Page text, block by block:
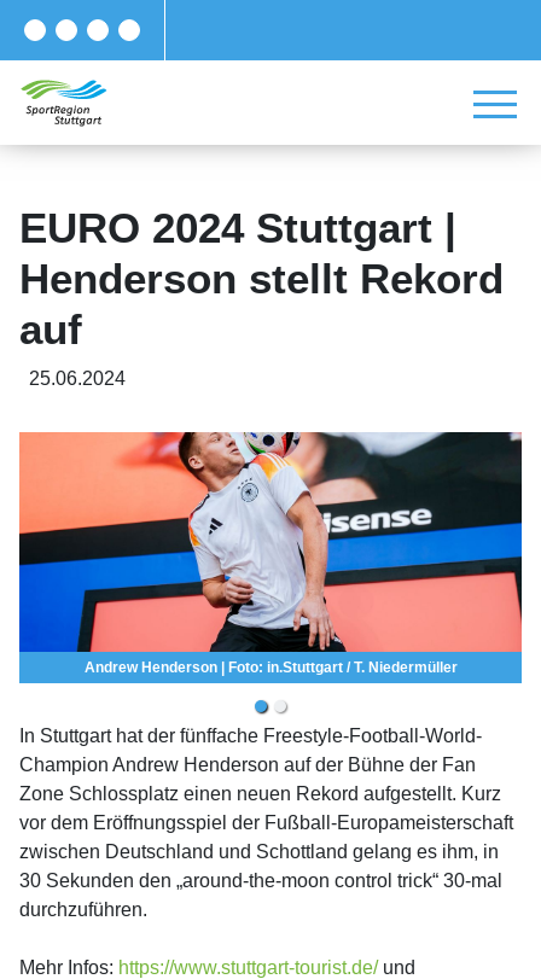
EURO 2024 Stuttgart |
Henderson stellt Rekord
auf
25.06.2024
Andrew Henderson | Foto: in.Stuttgart / T. Niedermüller
In Stuttgart hat der fünffache Freestyle-Football-World-
Champion Andrew Henderson auf der Bühne der Fan
Zone Schlossplatz einen neuen Rekord aufgestellt. Kurz
vor dem Eröffnungsspiel der Fußball-Europameisterschaft
zwischen Deutschland und Schottland gelang es ihm, in
30 Sekunden den „around-the-moon control trick“ 30-mal
durchzuführen.
Mehr Infos: https://www.stuttgart-tourist.de/ und